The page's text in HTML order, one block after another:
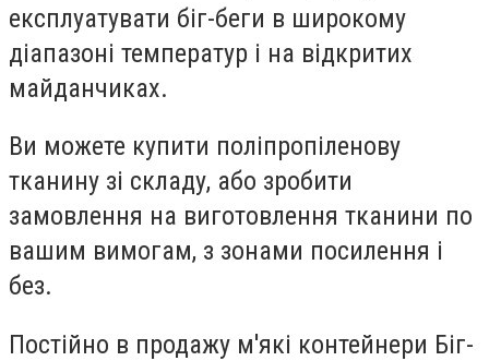
експлуатувати біг-беги в широкому
діапазоні температур і на відкритих
майданчиках.
Ви можете купити поліпропіленову
тканину зі складу, або зробити
замовлення на виготовлення тканини по
вашим вимогам, з зонами посилення і
без.
Постійно в продажу м'які контейнери Біг-